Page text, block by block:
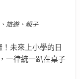
on
旅遊、親子
未來上小學的日
一律統一趴在桌子